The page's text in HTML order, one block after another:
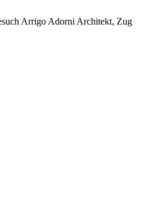
Arrigo Adorni Architekt, Zug